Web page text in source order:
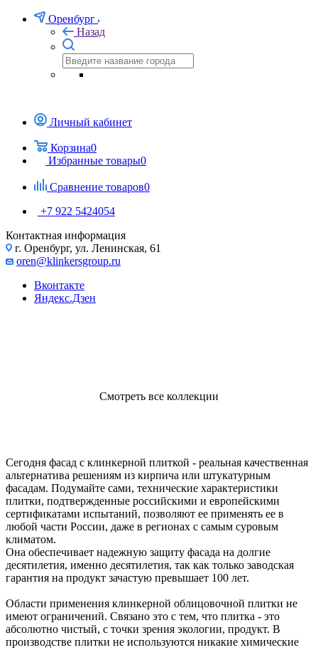
Оренбург
Назад
Личный кабинет
Корзина0
Избранные товары0
Сравнение товаров0
+7 922 5424054
Контактная информация
г. Оренбург, ул. Ленинская, 61
oren@klinkersgroup.ru
Вконтакте
Яндекс.Дзен
Смотреть все коллекции
Сегодня фасад с клинкерной плиткой - реальная качественная
альтернатива решениям из кирпича или штукатурным
фасадам. Подумайте сами, технические характеристики
плитки, подтвержденные российскими и европейскими
сертификатами испытаний, позволяют ее применять ее в
любой части России, даже в регионах с самым суровым
климатом.
Она обеспечивает надежную защиту фасада на долгие
десятилетия, именно десятилетия, так как только заводская
гарантия на продукт зачастую превышает 100 лет.
Области применения клинкерной облицовочной плитки не
имеют ограничений. Связано это с тем, что плитка - это
абсолютно чистый, с точки зрения экологии, продукт. В
производстве плитки не используются никакие химические